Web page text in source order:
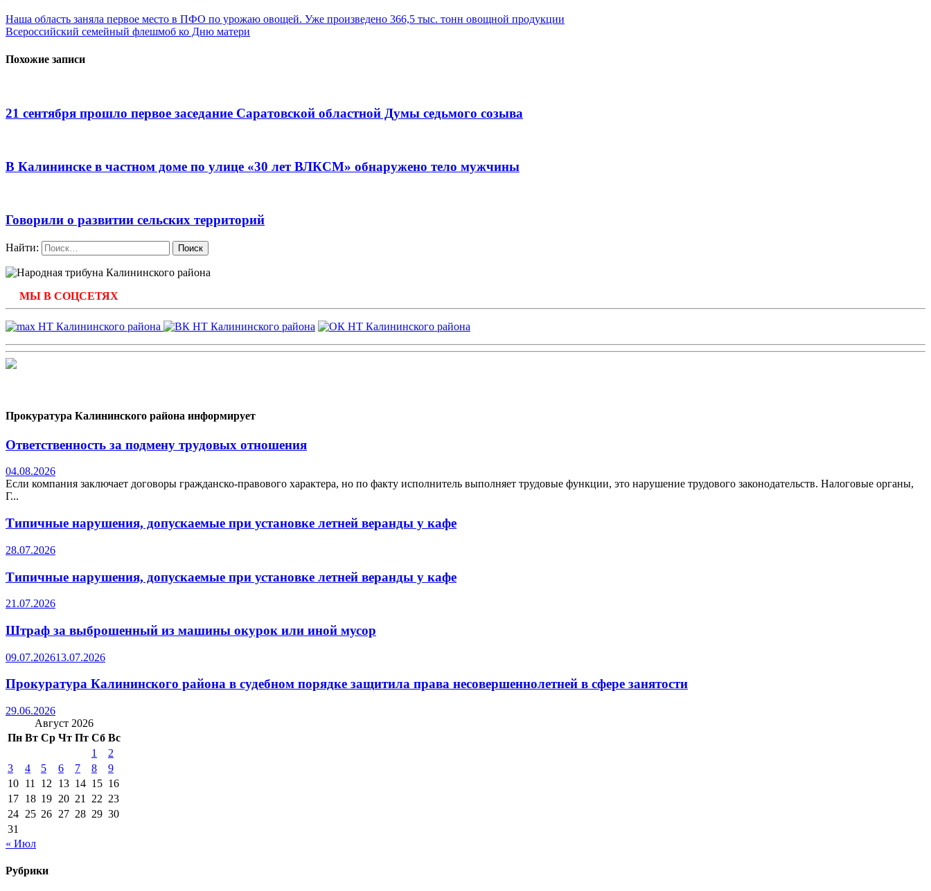
Наша область заняла первое место в ПФО по урожаю овощей. Уже произведено 366,5 тыс. тонн овощной продукции
Всероссийский семейный флешмоб ко Дню матери
Похожие записи
21 сентября прошло первое заседание Саратовской областной Думы седьмого созыва
В Калининске в частном доме по улице «30 лет ВЛКСМ» обнаружено тело мужчины
Говорили о развитии сельских территорий
Найти:
МЫ В СОЦСЕТЯХ
Прокуратура Калининского района информирует
Ответственность за подмену трудовых отношения
04.08.2026
Если компания заключает договоры гражданско-правового характера, но по факту исполнитель выполняет трудовые функции, это нарушение трудового законодательств. Налоговые органы,
Г...
Типичные нарушения, допускаемые при установке летней веранды у кафе
28.07.2026
Типичные нарушения, допускаемые при установке летней веранды у кафе
21.07.2026
Штраф за выброшенный из машины окурок или иной мусор
09.07.202613.07.2026
Прокуратура Калининского района в судебном порядке защитила права несовершеннолетней в сфере занятости
29.06.2026
Август 2026
Пн Вт Ср Чт Пт Сб Вс
1
2
3
4 5 6 7 8
9
10 11 12 13 14 15 16
17 18 19 20 21 22 23
24 25 26 27 28 29 30
31
« Июл
Рубрики